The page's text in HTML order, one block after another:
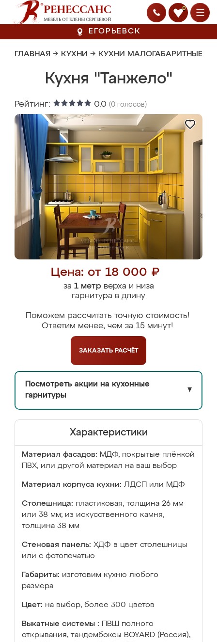
0
ЕГОРЬЕВСК
ГЛАВНАЯ → КУХНИ → КУХНИ МАЛОГАБАРИТНЫЕ
Кухня "Танжело"
Рейтинг: 0.0 (0 голосов)
Цена: от 18 000 ₽
за 1 метрверха и низа
гарнитура в длину
Поможем рассчитать точную стоимость!
Ответим менее, чем за 15 минут!
ЗАКАЗАТЬ РАСЧЁТ
Посмотреть акции на кухонные
гарнитуры
▼
Характеристики
Материал фасадов: МДФ, покрытые плёнкой
ПВХ, или другой материал на ваш выбор
Материал корпуса кухни: ЛДСП или МДФ
Столешница: пластиковая, толщина 26 мм
или 38 мм; из искусственного камня,
толщина 38 мм
Стеновая панель: ХДФ в цвет столешницы
или с фотопечатью
Габариты: изготовим кухню любого
размера
Цвет: на выбор, более 300 цветов
Выкатные системы :
ПВШ полного
открывания, тандембоксы BOYARD (Россия),